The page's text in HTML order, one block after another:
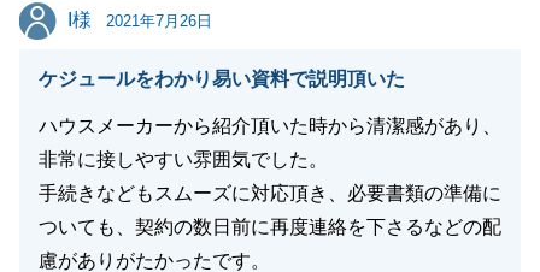
引き続き、東急リバブルをご愛顧よろしくお願いいた
閉じる
I様
I様 2021年7月26日
ケジュールをわかり易い資料で説明頂いた
ハウスメーカーから紹介頂いた時から清潔感があり、
非常に接しやすい雰囲気でした。
手続きなどもスムーズに対応頂き、必要書類の準備に
ついても、契約の数日前に再度連絡を下さるなどの配
慮がありがたかったです。